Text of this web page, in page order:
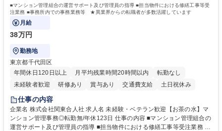
■マンション管理組合の運営サポート及び管理員の指導 ■担当物件における修繕工事等受
注業務 ■事務所内での事務業務等 ★異業界からの転職者が多数活躍しています
月給
38万円
勤務地
東京都千代田区
年間休日120日以上
月平均残業時間20時間以内
転勤なし
未経験者歓迎
研修あり 賞与あり 交通費支給 土日祝休み
仕事の内容
企業名 株式会社関東合人社 求人名 未経験・ベテラン歓迎【お茶の水】マ
ンション管理事務◎転勤無/年休123日 仕事の内容 ■マンション管理組合の
運営サポート及び管理員の指導 ■担当物件における修繕工事等受注業務 ■